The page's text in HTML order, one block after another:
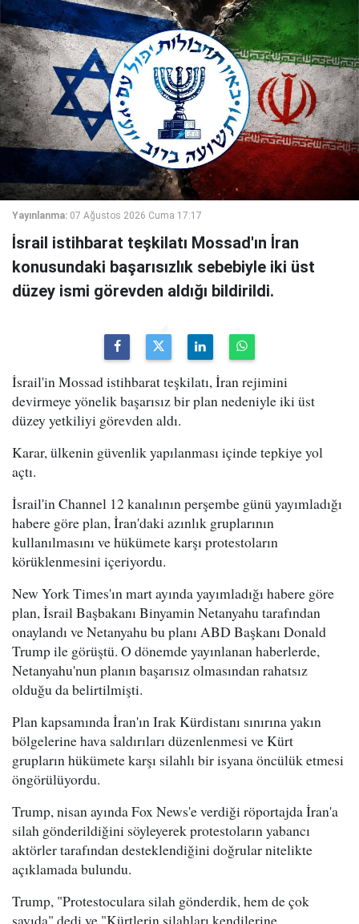
Yayınlanma: 07 Ağustos 2026 Cuma 17:17
İsrail istihbarat teşkilatı Mossad'ın İran
konusundaki başarısızlık sebebiyle iki üst
düzey ismi görevden aldığı bildirildi.
İsrail'in Mossad istihbarat teşkilatı, İran rejimini
devirmeye yönelik başarısız bir plan nedeniyle iki üst
düzey yetkiliyi görevden aldı.
Karar, ülkenin güvenlik yapılanması içinde tepkiye yol
açtı.
İsrail'in Channel 12 kanalının perşembe günü yayımladığı
habere göre plan, İran'daki azınlık gruplarının
kullanılmasını ve hükümete karşı protestoların
körüklenmesini içeriyordu.
New York Times'ın mart ayında yayımladığı habere göre
plan, İsrail Başbakanı Binyamin Netanyahu tarafından
onaylandı ve Netanyahu bu planı ABD Başkanı Donald
Trump ile görüştü. O dönemde yayınlanan haberlerde,
Netanyahu'nun planın başarısız olmasından rahatsız
olduğu da belirtilmişti.
Plan kapsamında İran'ın Irak Kürdistanı sınırına yakın
bölgelerine hava saldırıları düzenlenmesi ve Kürt
grupların hükümete karşı silahlı bir isyana öncülük etmesi
öngörülüyordu.
Trump, nisan ayında Fox News'e verdiği röportajda İran'a
silah gönderildiğini söyleyerek protestoların yabancı
aktörler tarafından desteklendiğini doğrular nitelikte
açıklamada bulundu.
Trump, "Protestoculara silah gönderdik, hem de çok
sayıda" dedi ve "Kürtlerin silahları kendilerine